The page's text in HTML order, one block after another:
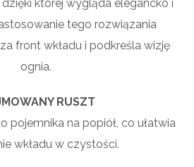
której wygląda elegancko i
tego rozwiązania
front wkładu i podkreśla wizję
ognia.
RUSZT
pojemnika na popiół, co ułatwia
wkładu w czystości.